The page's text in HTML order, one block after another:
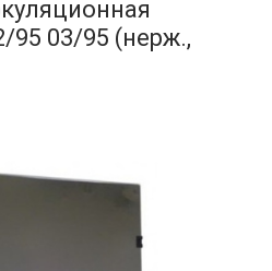
03/95 (нерж.,